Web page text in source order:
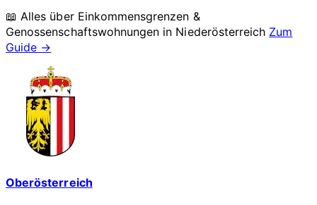
📖 Alles über Einkommensgrenzen &
Genossenschaftswohnungen in Niederösterreich Zum
Guide →
Oberösterreich